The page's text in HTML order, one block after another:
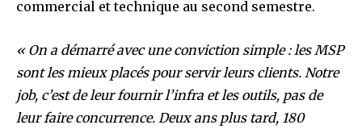
commercial et technique au second semestre.
« On a démarré avec une conviction simple : les MSP
sont les mieux placés pour servir leurs clients. Notre
job, c’est de leur fournir l’infra et les outils, pas de
leur faire concurrence. Deux ans plus tard, 180